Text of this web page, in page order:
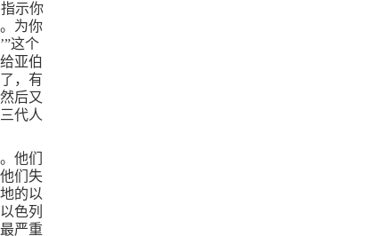
示你
为你
这个
亚伯
，有
后又
代人
他们
们失
的以
色列
严重